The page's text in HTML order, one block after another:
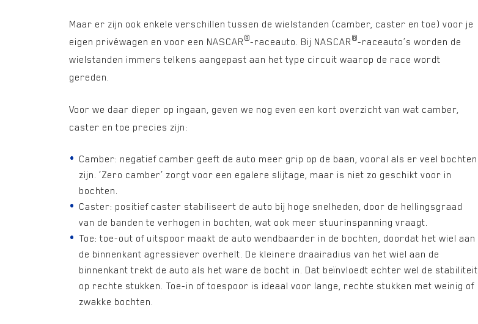
Maar er zijn ook enkele verschillen tussen de wielstanden (camber, caster en toe) voor je
eigen privéwagen en voor een NASCAR®-raceauto. Bij NASCAR®-raceauto’s worden de
wielstanden immers telkens aangepast aan het type circuit waarop de race wordt
gereden.
Voor we daar dieper op ingaan, geven we nog even een kort overzicht van wat camber,
caster en toe precies zijn:
Camber: negatief camber geeft de auto meer grip op de baan, vooral als er veel bochten
zijn. ‘Zero camber’ zorgt voor een egalere slijtage, maar is niet zo geschikt voor in
bochten.
Caster: positief caster stabiliseert de auto bij hoge snelheden, door de hellingsgraad
van de banden te verhogen in bochten, wat ook meer stuurinspanning vraagt.
Toe: toe-out of uitspoor maakt de auto wendbaarder in de bochten, doordat het wiel aan
de binnenkant agressiever overhelt. De kleinere draairadius van het wiel aan de
binnenkant trekt de auto als het ware de bocht in. Dat beïnvloedt echter wel de stabiliteit
op rechte stukken. Toe-in of toespoor is ideaal voor lange, rechte stukken met weinig of
zwakke bochten.